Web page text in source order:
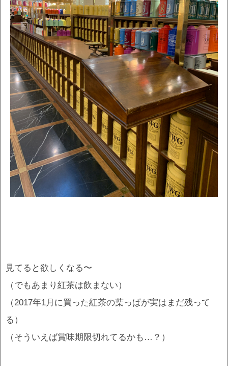
見てると欲しくなる〜
（でもあまり紅茶は飲まない）
（2017年1月に買った紅茶の葉っぱが実はまだ残って
る）
（そういえば賞味期限切れてるかも…？）